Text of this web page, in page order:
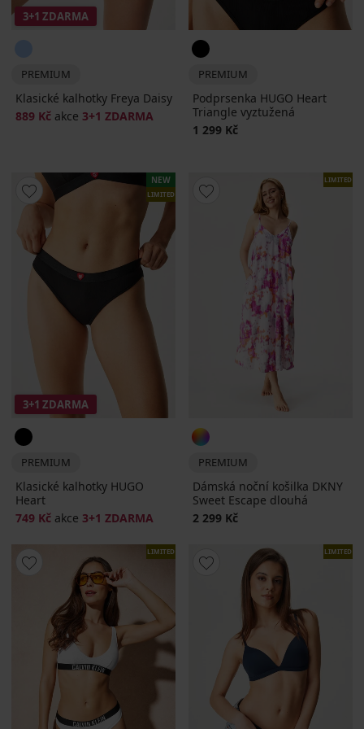
3+1 ZDARMA
PREMIUM
Klasické kalhotky Freya Daisy
889 Kč akce 3+1 ZDARMA
PREMIUM
Podprsenka HUGO Heart
Triangle vyztužená
1 299 Kč
NEW
LIMITED
3+1 ZDARMA
PREMIUM
Klasické kalhotky HUGO
Heart
749 Kč akce 3+1 ZDARMA
LIMITED
PREMIUM
Dámská noční košilka DKNY
Sweet Escape dlouhá
2 299 Kč
LIMITED LIMITED